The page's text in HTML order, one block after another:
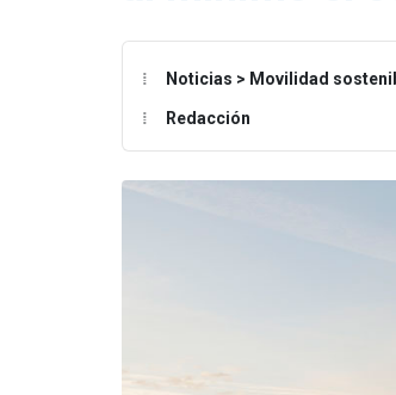
Noticias > Movilidad
Redacción